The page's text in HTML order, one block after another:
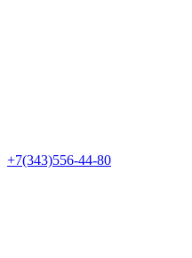
+7(343)556-44-80